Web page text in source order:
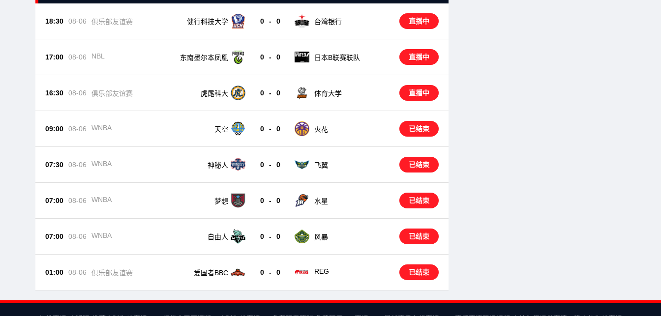
18:30 08-06 俱乐部友谊赛 健行科技大学 0 - 0 台湾银行 直播中
17:00 08-06 NBL 东南墨尔本凤凰 0 - 0 日本B联赛联队 直播中
16:30 08-06 俱乐部友谊赛 虎尾科大 0 - 0 体育大学 直播中
09:00 08-06 WNBA 天空 0 - 0 火花 已结束
07:30 08-06 WNBA 神秘人 0 - 0 飞翼 已结束
07:00 08-06 WNBA 梦想 0 - 0 水星 已结束
07:00 08-06 WNBA 自由人 0 - 0 风暴 已结束
01:00 08-06 俱乐部友谊赛 爱国者BBC 0 - 0 REG 已结束